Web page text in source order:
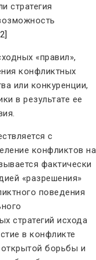
стратегия
«правил»,
конфликтных
или конкуренции,
в результате ее
с
конфликтов на
фактически
«разрешения»
поведения
стратегий исхода
в конфликте
борьбы и